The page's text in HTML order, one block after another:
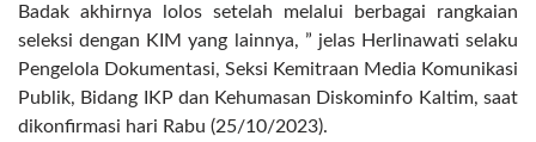
Badak akhirnya lolos setelah melalui berbagai rangkaian
seleksi dengan KIM yang lainnya, ” jelas Herlinawati selaku
Pengelola Dokumentasi, Seksi Kemitraan Media Komunikasi
Publik, Bidang IKP dan Kehumasan Diskominfo Kaltim, saat
dikonfirmasi hari Rabu (25/10/2023).